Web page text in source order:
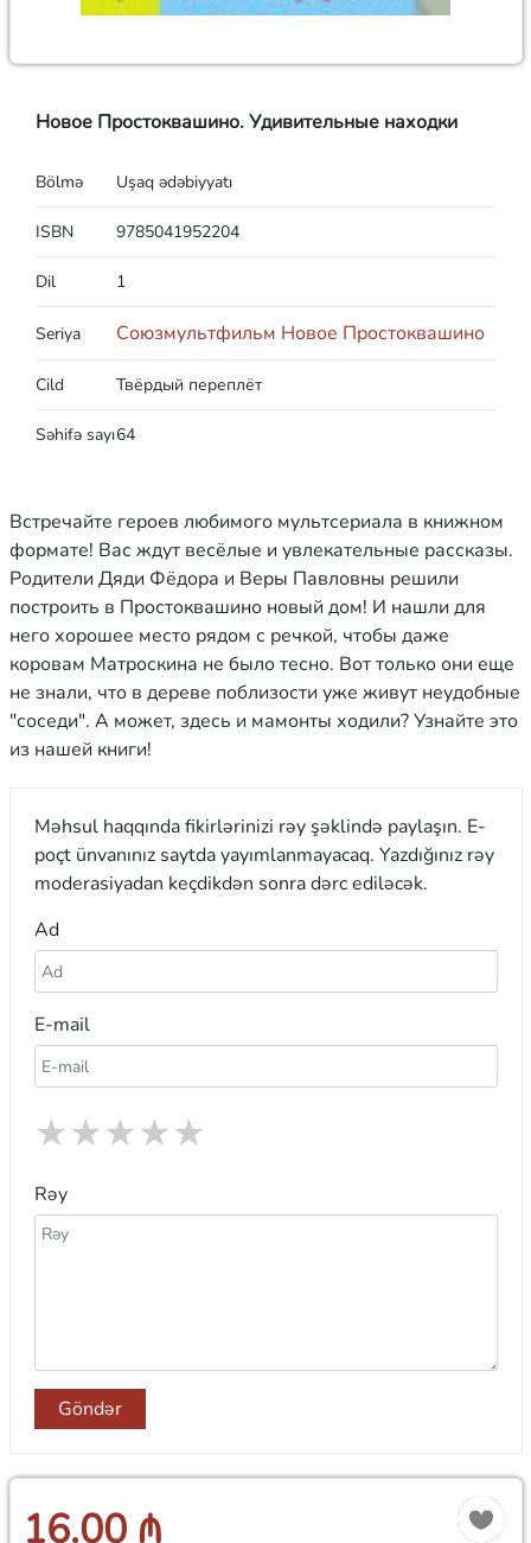
Новое Простоквашино. Удивительные находки
Bölmə Uşaq ədəbiyyatı
ISBN 9785041952204
Dil 1
Seriya Союзмультфильм Новое Простоквашино
Cild Твёрдый переплёт
Səhifə sayı64
Встречайте героев любимого мультсериала в книжном
формате! Вас ждут весёлые и увлекательные рассказы.
Родители Дяди Фёдора и Веры Павловны решили
построить в Простоквашино новый дом! И нашли для
него хорошее место рядом с речкой, чтобы даже
коровам Матроскина не было тесно. Вот только они еще
не знали, что в дереве поблизости уже живут неудобные
"соседи". А может, здесь и мамонты ходили? Узнайте это
из нашей книги!
Məhsul haqqında fikirlərinizi rəy şəklində paylaşın. E-
poçt ünvanınız saytda yayımlanmayacaq. Yazdığınız rəy
moderasiyadan keçdikdən sonra dərc ediləcək.
Ad
E-mail
★
★
★
★
★
Rəy
Göndər
16.00 ₼